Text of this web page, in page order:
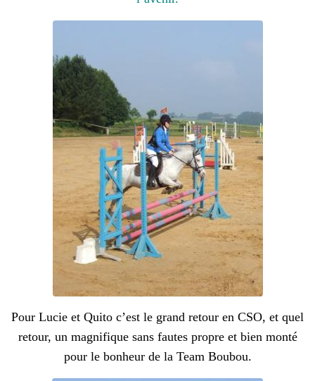
Pour Lucie et Quito c’est le grand retour en CSO, et quel
retour, un magnifique sans fautes propre et bien monté
pour le bonheur de la Team Boubou.